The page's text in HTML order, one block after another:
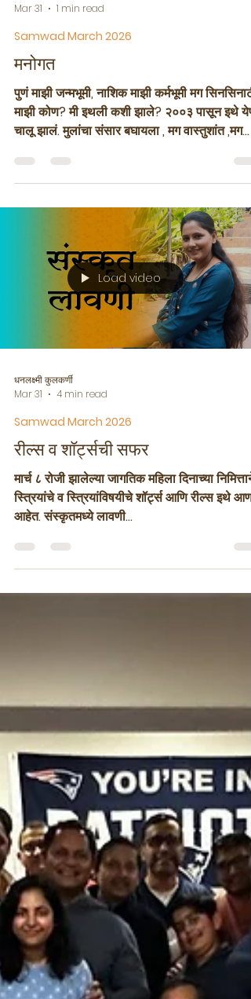
Vasudha Athavale
Mar 31
1 min read
Samwad March 2026
मनोगत
पुणं माझी जन्मभूमी, नाशिक माझी कर्मभूमी मग सिनसिनाटी
माझी कोण? मी इथली कशी झाले? २००३ पासून इथे येणं
चालू झालं. मुलांचा संसार बघायला , मग वास्तुशांत ,मग
नातवंडांचा जन्म आणि पुढे त्यांची ओढ. लहानपणी
नातवंडांना फिरवून प्ले एरियात नेऊन परिसर माहीत झाला.
पुढे जसे त्यांचे सॉकर चालू झाले तसे ती विस्तीर्ण मैदान
बघितली. १४ वर्षाच्या मुलांना टर्फ ग्राउंड वर फ्लडलाईट
मध्ये खेळताना बघून थक्क झाले. सॉकर गेम म्हणजे तर
काम करायला त
Load video
धनलक्ष्मी कुलकर्णी
Mar 31
4 min read
Samwad March 2026
रील्स व शॉर्ट्सची सफर
मार्च ८ रोजी झालेल्या जागतिक महिला दिनाच्या निमित्ताने
संस्कृत भाषांतराबाबतीत म्हणायचं तर गाण्यातल्या
मुखड्यापेक्षा कडवी जरा बरी वाटली. ‘दिसला गं दिसला’
साठी ‘दृष्टः दृष्टः’ हे शब्द अगदीच कानाला खटकतात. हे
असं एका गाण्याचं दुसऱ्या भाषेत भाषांतर करताना त्या त्या
भाष